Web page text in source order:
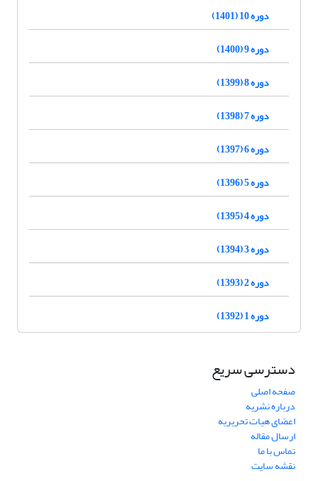
دوره 10 (1401)
دوره 9 (1400)
دوره 8 (1399)
دوره 7 (1398)
دوره 6 (1397)
دوره 5 (1396)
دوره 4 (1395)
دوره 3 (1394)
دوره 2 (1393)
دوره 1 (1392)
دسترسی سریع
صفحه اصلی
درباره نشریه
اعضای هیات تحریریه
ارسال مقاله
تماس با ما
نقشه سایت